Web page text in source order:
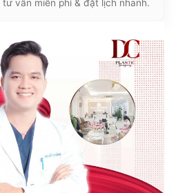
vấn miễn phí & đặt lịch nhanh.